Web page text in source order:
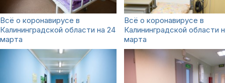
Всё о коронавирусе в
Калининградской области на 24
марта
Всё о коронавирусе в
Калининградской области
марта